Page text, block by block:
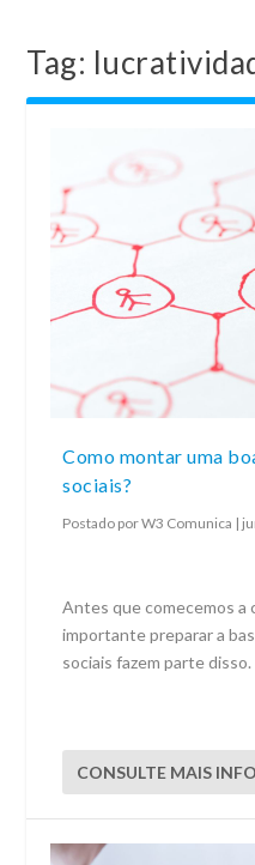
Tag:
Como montar uma
sociais?
Postado porW3 Comunica |
Antes que comecemos a
importante preparar a
sociais fazem parte disso.
CONSULTE MAIS